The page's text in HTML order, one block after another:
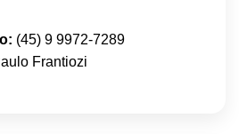
(45) 9 9972-7289
Frantiozi